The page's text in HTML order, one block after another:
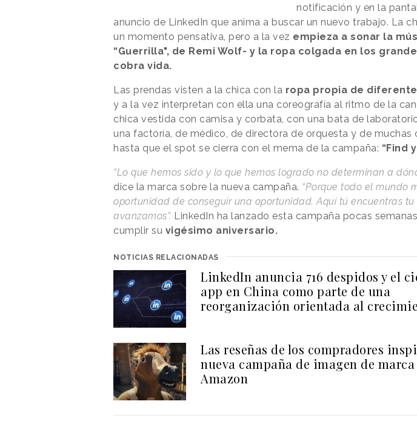
notificación y en la
anuncio de LinkedIn que anima a buscar un nuevo trabajo. La
un momento pensativa, pero a la vez empieza a sonar la
“Guerrilla", de Remi Wolf- y la ropa colgada en los
cobra vida.
Las prendas visten a la chica con la ropa propia de
y a la vez interpretan con ella una coreografía al ritmo de la
chica vestida con camisa y corbata, con una bata de
una factoría, de médico, de directora de orquesta y de muchas
hasta que el spot se cierra con el mema de la campaña: “Find
“Lo que hemos sido y lo que hemos logrado no determinan a
dice la marca sobre la nueva campaña. “Porque todo el mundo
oportunidad de conseguir una oportunidad. Aquí tú encuentras tu
avanzamos”. LinkedIn ha lanzado esta campaña pocas
cumplir su vigésimo aniversario.
NOTICIAS RELACIONADAS
LinkedIn anuncia 716 despidos y el
app en China como parte de una
reorganización orientada al
Las reseñas de los compradores
nueva campaña de imagen de marca
Amazon